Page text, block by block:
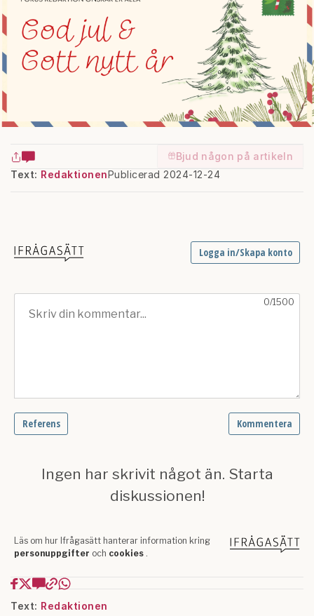
Bjud någon på artikeln
Text: RedaktionenPublicerad 2024-12-24
Text: Redaktionen